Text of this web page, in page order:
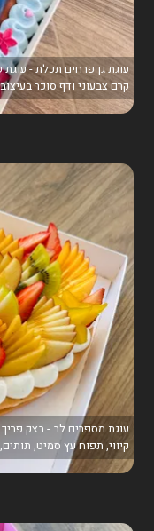
עוגת גן פרחים תכלת - עוגת
קרם צבעוני ודף סוכר
עוגת מספרים לב - בצק פריך
קיווי, תפוח עץ סמיט,